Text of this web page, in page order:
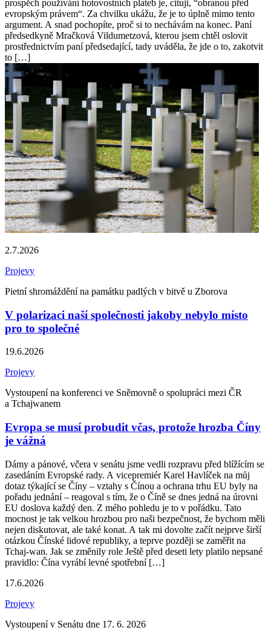
prospěch používání hotovostních plateb je, cituji, “obranou před
evropským právem“. Za chvilku ukážu, že je to úplně mimo tento
argument. A snad pochopíte, proč si to nechávám na konec. Paní
předsedkyně Mračková Vildumetzová, kterou jsem chtěl oslovit
prostřednictvím paní předsedající, tady uváděla, že jde o to, zakotvit
to […]
2.7.2026
Projevy
Pietní shromáždění na památku padlých v bitvě u Zborova
V polarizaci naší společnosti jakoby nebylo místo
pro to společné
19.6.2026
Projevy
Vystoupení na konferenci ve Sněmovně o spolupráci mezi ČR
a Tchajwanem
Evropa se musí probudit včas, protože hrozba Číny
je vážná
Dámy a pánové, včera v senátu jsme vedli rozpravu před blížícím se
zasedáním Evropské rady. A vicepremiér Karel Havlíček na můj
dotaz týkající se Číny – vztahy s Čínou a ochrana trhu EU byly na
pořadu jednání – reagoval s tím, že o Číně se dnes jedná na úrovni
EU doslova každý den. Z mého pohledu je to v pořádku. Tato
mocnost je tak velkou hrozbou pro naši bezpečnost, že bychom měli
nejen diskutovat, ale také konat. A tak mi dovolte začít nejprve širší
otázkou Čínské lidové republiky, a teprve později se zaměřit na
Tchaj-wan. Jak se změnily role Ještě před deseti lety platilo nepsané
pravidlo: Čína vyrábí levné spotřební […]
17.6.2026
Projevy
Vystoupení v Senátu dne 17. 6. 2026